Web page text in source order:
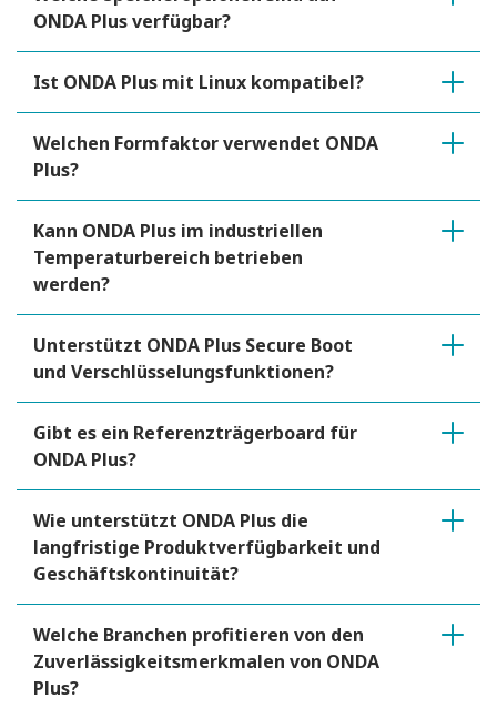
ONDA Plus verfügbar?
Ist ONDA Plus mit Linux kompatibel?
Welchen Formfaktor verwendet ONDA
Plus?
Kann ONDA Plus im industriellen
Temperaturbereich betrieben
werden?
Unterstützt ONDA Plus Secure Boot
und Verschlüsselungsfunktionen?
Gibt es ein Referenzträgerboard für
ONDA Plus?
Wie unterstützt ONDA Plus die
langfristige Produktverfügbarkeit und
Geschäftskontinuität?
Welche Branchen profitieren von den
Zuverlässigkeitsmerkmalen von ONDA
Plus?